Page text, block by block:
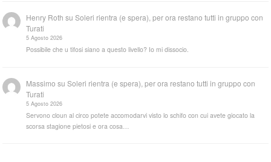
Henry Roth suSoleri rientra (e spera), per ora restano tutti in gruppo con
Turati
5 Agosto 2026
Possibile che u tifosi siano a questo livello? Io mi dissocio.
Massimo suSoleri rientra (e spera), per ora restano tutti in gruppo con
Turati
5 Agosto 2026
Servono cloun al circo potete accomodarvi visto lo schifo con cui avete giocato la
scorsa stagione pietosi e ora cosa…